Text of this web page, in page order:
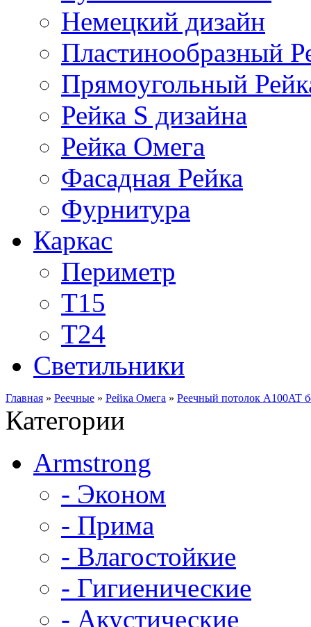
Немецкий дизайн
Пластинообразный
Прямоугольный
Рейка S дизайна
Рейка Омега
Фасадная Рейка
Фурнитура
Каркас
Периметр
Т15
Т24
Светильники
Главная » Реечные » Рейка Омега » Реечный потолок A100AT
Категории
Armstrong
- Эконом
- Прима
- Влагостойкие
- Гигиенические
- Акустические